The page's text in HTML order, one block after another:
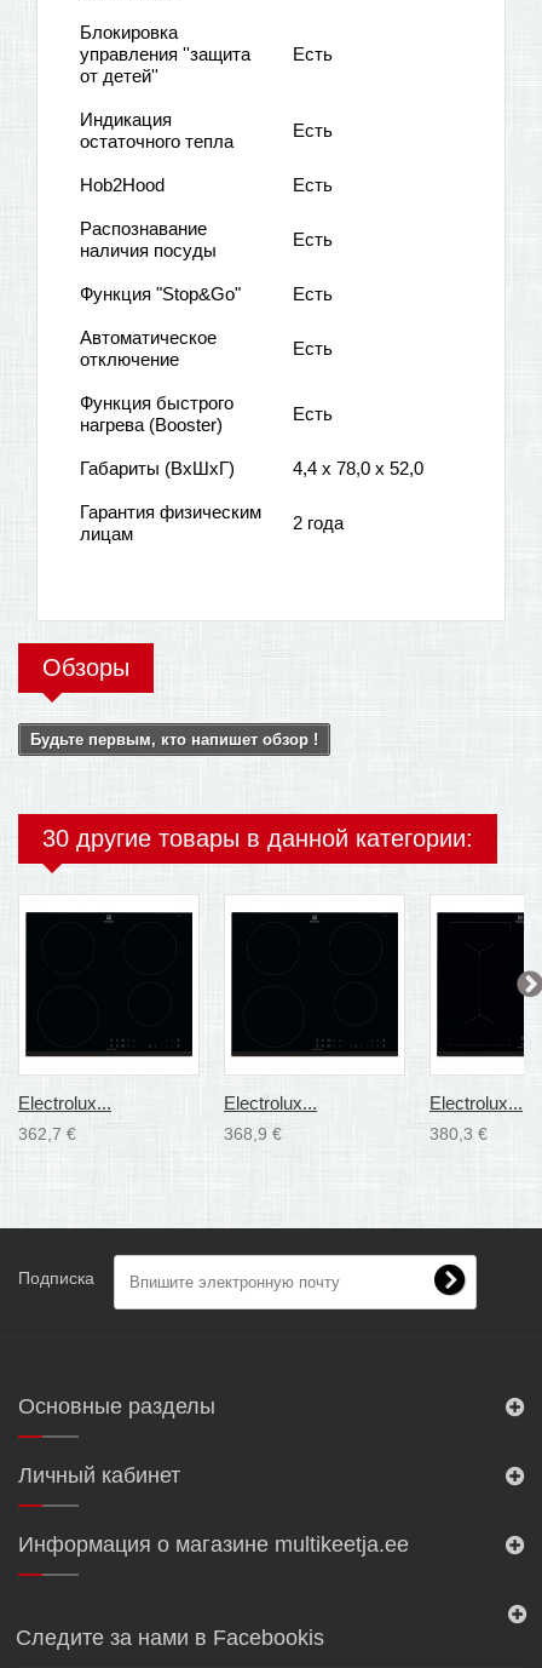
Блокировка
управления ''защита
от детей''
Есть
Индикация
остаточного тепла
Есть
Hob2Hood Есть
Распознавание
наличия посуды
Есть
Функция "Stop&Go" Есть
Автоматическое
отключение
Есть
Функция быстрого
нагрева (Booster)
Есть
Габариты (ВхШхГ) 4,4 x 78,0 x 52,0
Гарантия физическим
лицам
2 года
Обзоры
Будьте первым, кто напишет обзор !
30 другие товары в данной категории:
Electrolux...
362,7 €
Electrolux...
368,9 €
Electrolux...
380,3 €
Подписка
Основные разделы
Личный кабинет
Информация о магазине multikeetja.ee
Следите за нами в Facebookis